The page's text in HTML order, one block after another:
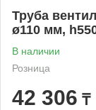
Труба
ø110 мм,
В наличии
Розница
42 306 ₸